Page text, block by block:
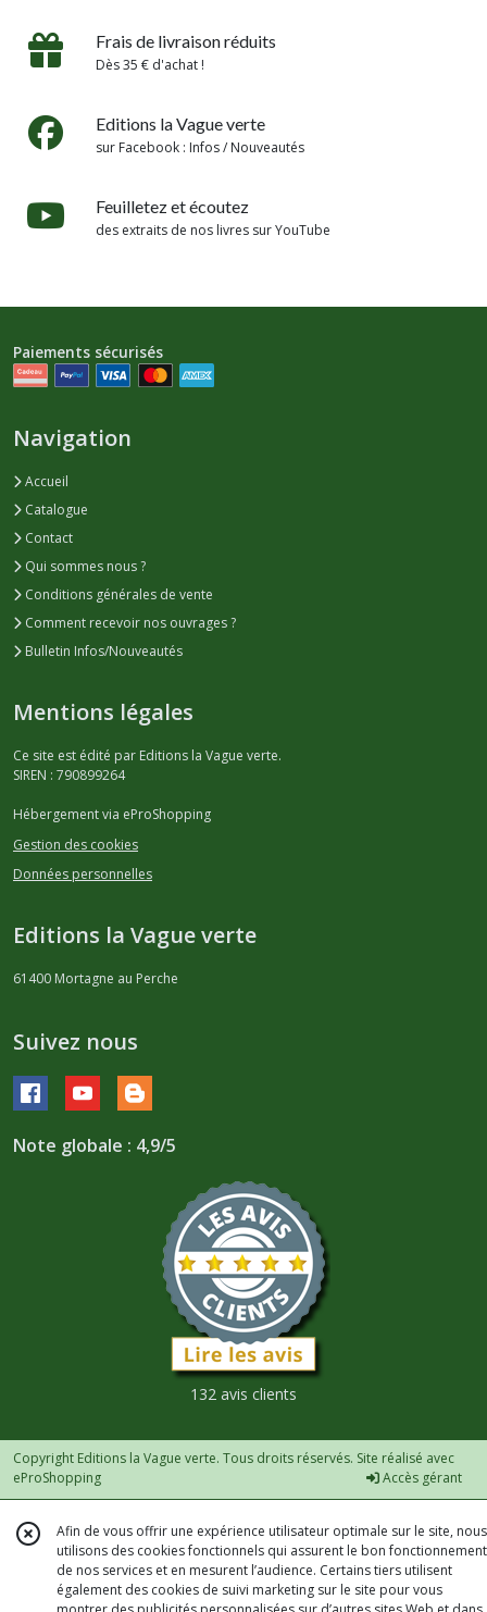
Frais de livraison réduits
Dès 35 € d'achat !
Editions la Vague verte
sur Facebook : Infos / Nouveautés
Feuilletez et écoutez
des extraits de nos livres sur YouTube
Paiements sécurisés
Navigation
Accueil
Catalogue
Contact
Qui sommes nous ?
Conditions générales de vente
Comment recevoir nos ouvrages ?
Bulletin Infos/Nouveautés
Mentions légales
Ce site est édité par Editions la Vague verte.
SIREN : 790899264
Hébergement via eProShopping
Gestion des cookies
Données personnelles
Editions la Vague verte
61400 Mortagne au Perche
Suivez nous
Note globale : 4,9/5
132 avis clients
Copyright Editions la Vague verte. Tous droits réservés. Site réalisé avec
eProShopping
Accès gérant
Afin de vous offrir une expérience utilisateur optimale sur le site, nous
utilisons des cookies fonctionnels qui assurent le bon fonctionnement
de nos services et en mesurent l’audience. Certains tiers utilisent
également des cookies de suivi marketing sur le site pour vous